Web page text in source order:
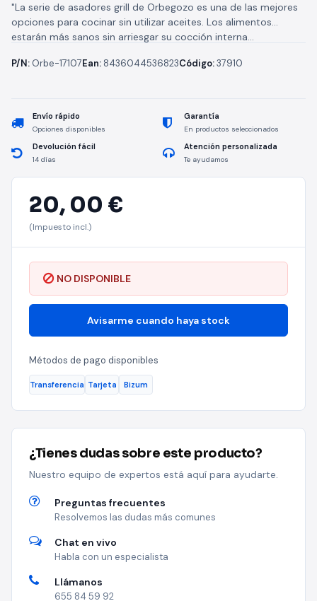
"La serie de asadores grill de Orbegozo es una de las mejores
opciones para cocinar sin utilizar aceites. Los alimentos
estarán más sanos sin arriesgar su cocción interna...
P/N: Orbe-17107Ean: 8436044536823Código:37910
Envío rápido
Opciones disponibles
Garantía
En productos seleccionados
Devolución fácil
14 días
Atención personalizada
Te ayudamos
20, 00 €
(Impuesto incl.)
NO DISPONIBLE
Avisarme cuando haya stock
Métodos de pago disponibles
Transferencia Tarjeta Bizum
¿Tienes dudas sobre este producto?
Nuestro equipo de expertos está aquí para ayudarte.
Preguntas frecuentes
Resolvemos las dudas más comunes
Chat en vivo
Habla con un especialista
Llámanos
655 84 59 92